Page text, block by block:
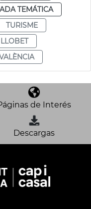
TEMÁTICA
TURISME
de Interés
Descargas